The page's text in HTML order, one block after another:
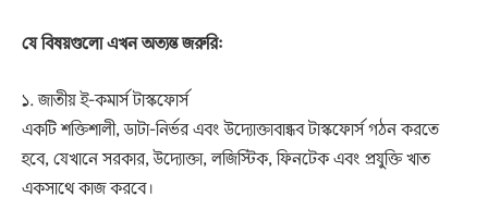
যে বিষয়গুলো এখন অত্যন্ত জরুরি:
১. জাতীয় ই-কমার্স টাস্কফোর্স
একটি শক্তিশালী, ডাটা-নির্ভর এবং উদ্যোক্তাবান্ধব টাস্কফোর্স গঠন করতে
হবে, যেখানে সরকার, উদ্যোক্তা, লজিস্টিক, ফিনটেক এবং প্রযুক্তি খাত
একসাথে কাজ করবে।